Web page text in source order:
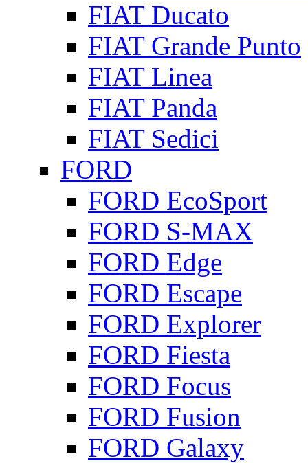
FIAT Ducato
FIAT Grande Punto
FIAT Linea
FIAT Panda
FIAT Sedici
FORD
FORD EcoSport
FORD S-MAX
FORD Edge
FORD Escape
FORD Explorer
FORD Fiesta
FORD Focus
FORD Fusion
FORD Galaxy